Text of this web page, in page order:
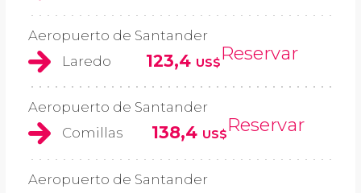
Aeropuerto de Santander
Laredo
123,4 US$Reservar
Aeropuerto de Santander
Comillas
138,4 US$Reservar
Aeropuerto de Santander